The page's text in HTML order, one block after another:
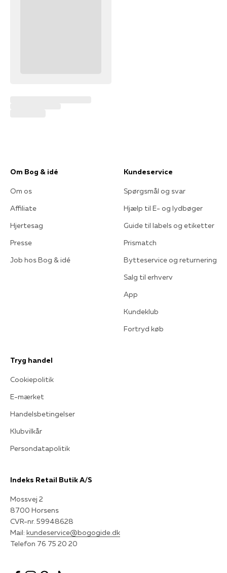
Om Bog & idé
Om os
Affiliate
Hjertesag
Presse
Job hos Bog & idé
Kundeservice
Spørgsmål og svar
Hjælp til E- og lydbøger
Guide til labels og etiketter
Prismatch
Bytteservice og returnering
Salg til erhverv
App
Kundeklub
Fortryd køb
Tryg handel
Cookiepolitik
E-mærket
Handelsbetingelser
Klubvilkår
Persondatapolitik
Indeks Retail Butik A/S
Mossvej 2
8700 Horsens
CVR-nr. 59948628
Mail: kundeservice@bogogide.dk
Telefon 76 75 20 20